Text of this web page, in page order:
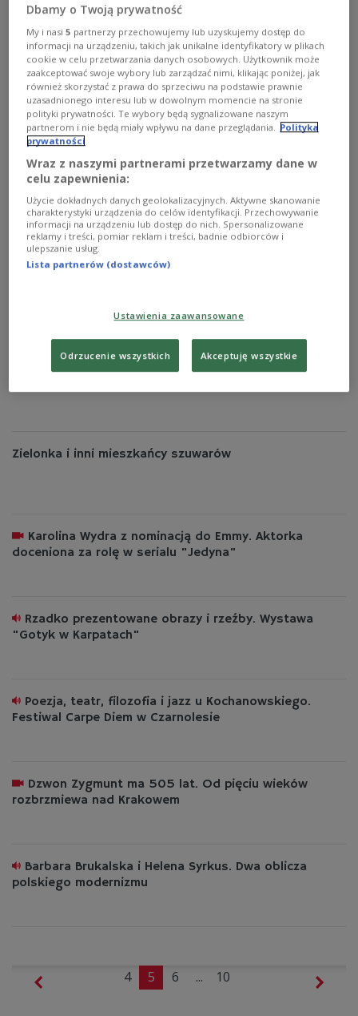
Gdy ściany stają się ikoną. Mirosław Trochanowski w
Lublinie
Wystawa kolekcji Ignacego Korwin Milewskiego w
wiedeńskim Künstlerhausie
Smak kultury. O jedzeniu, literaturze i pamięci
Uzdrowisko z kulturą w tle. Z wizytą w Ciechocinku
Zielonka i inni mieszkańcy szuwarów
Karolina Wydra z nominacją do Emmy. Aktorka
doceniona za rolę w serialu "Jedyna"
Rzadko prezentowane obrazy i rzeźby. Wystawa
"Gotyk w Karpatach"
Poezja, teatr, filozofia i jazz u Kochanowskiego.
Festiwal Carpe Diem w Czarnolesie
Dzwon Zygmunt ma 505 lat. Od pięciu wieków
rozbrzmiewa nad Krakowem
Barbara Brukalska i Helena Syrkus. Dwa oblicza
polskiego modernizmu
4 5 6 ... 10
Dbamy o Twoją prywatność
My i nasi5 partnerzy przechowujemy lub uzyskujemy dostęp do
informacji na urządzeniu, takich jak unikalne identyfikatory w plikach
cookie w celu przetwarzania danych osobowych. Użytkownik może
zaakceptować swoje wybory lub zarządzać nimi, klikając poniżej, jak
również skorzystać z prawa do sprzeciwu na podstawie prawnie
uzasadnionego interesu lub w dowolnym momencie na stronie
polityki prywatności. Te wybory będą sygnalizowane naszym
partnerom i nie będą miały wpływu na dane przeglądania. Polityka
prywatności
Wraz z naszymi partnerami przetwarzamy dane w
celu zapewnienia:
Użycie dokładnych danych geolokalizacyjnych. Aktywne skanowanie
charakterystyki urządzenia do celów identyfikacji. Przechowywanie
informacji na urządzeniu lub dostęp do nich. Spersonalizowane
reklamy i treści, pomiar reklam i treści, badnie odbiorców i
ulepszanie usług.
Lista partnerów (dostawców)
Ustawienia zaawansowane
Odrzucenie wszystkich Akceptuję wszystkie